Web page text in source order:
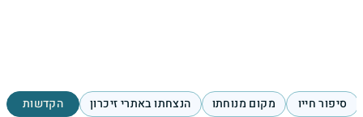
סיפור חייו מקום מנוחתו הנצחתו באתרי זיכרון הקדשות